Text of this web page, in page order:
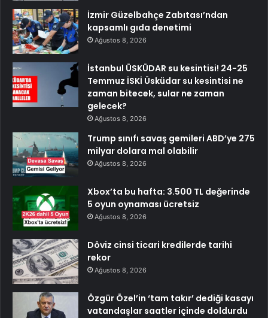
İzmir Güzelbahçe Zabıtası’ndan
kapsamlı gıda denetimi
Ağustos 8, 2026
İstanbul ÜSKÜDAR su kesintisi! 24-25
Temmuz İSKİ Üsküdar su kesintisi ne
zaman bitecek, sular ne zaman
gelecek?
Ağustos 8, 2026
Trump sınıfı savaş gemileri ABD’ye 275
milyar dolara mal olabilir
Ağustos 8, 2026
Xbox’ta bu hafta: 3.500 TL değerinde
5 oyun oynaması ücretsiz
Ağustos 8, 2026
Döviz cinsi ticari kredilerde tarihi
rekor
Ağustos 8, 2026
Özgür Özel’in ‘tam takır’ dediği kasayı
vatandaşlar saatler içinde doldurdu